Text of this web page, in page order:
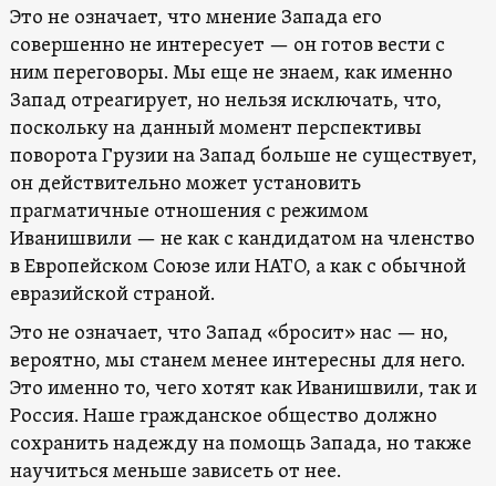
Это не означает, что мнение Запада его
совершенно не интересует — он готов вести с
ним переговоры. Мы еще не знаем, как именно
Запад отреагирует, но нельзя исключать, что,
поскольку на данный момент перспективы
поворота Грузии на Запад больше не существует,
он действительно может установить
прагматичные отношения с режимом
Иванишвили — не как с кандидатом на членство
в Европейском Союзе или НАТО, а как с обычной
евразийской страной.
Это не означает, что Запад «бросит» нас — но,
вероятно, мы станем менее интересны для него.
Это именно то, чего хотят как Иванишвили, так и
Россия. Наше гражданское общество должно
сохранить надежду на помощь Запада, но также
научиться меньше зависеть от нее.